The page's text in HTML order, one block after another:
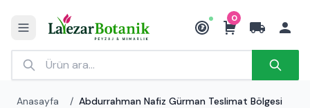
₺
0
Anasayfa / Abdurrahman Nafiz Gürman Teslimat Bölgesi